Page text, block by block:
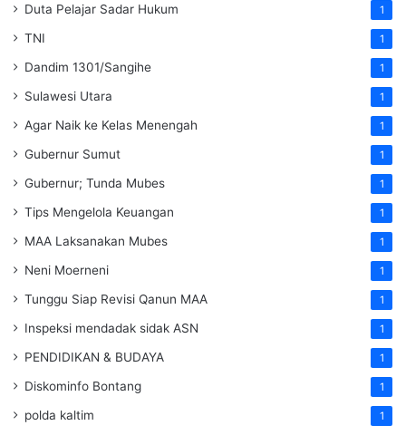
Duta Pelajar Sadar Hukum 1
TNI 1
Dandim 1301/Sangihe 1
Sulawesi Utara 1
Agar Naik ke Kelas Menengah 1
Gubernur Sumut 1
Gubernur; Tunda Mubes 1
Tips Mengelola Keuangan 1
MAA Laksanakan Mubes 1
Neni Moerneni 1
Tunggu Siap Revisi Qanun MAA 1
Inspeksi mendadak sidak ASN 1
PENDIDIKAN & BUDAYA 1
Diskominfo Bontang 1
polda kaltim 1